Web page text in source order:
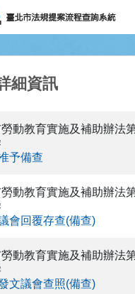
細資訊
動教育實施及補助辦法
予備查
動教育實施及補助辦法
會回覆存查(備查)
動教育實施及補助辦法
文議會查照(備查)